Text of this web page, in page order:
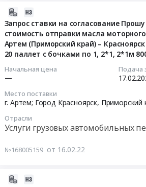
Запрос ставки на согласование
стоимость отправки масла
Артем (Приморский край) –
20 паллет с бочками по 1, 2*1, 2*1м
Начальная цена
—
Подача
Место поставки
г. Артем; Город Красноярск, Приморский
Отрасли
Услуги грузовых автомобильных
№168005159 от 16.02.22